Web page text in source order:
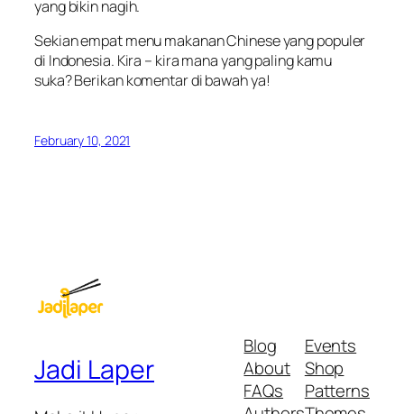
yang bikin nagih.
Sekian empat menu makanan Chinese yang populer
di Indonesia. Kira – kira mana yang paling kamu
suka? Berikan komentar di bawah ya!
February 10, 2021
Jadi Laper
Blog
About
FAQs
Events
Shop
Patterns